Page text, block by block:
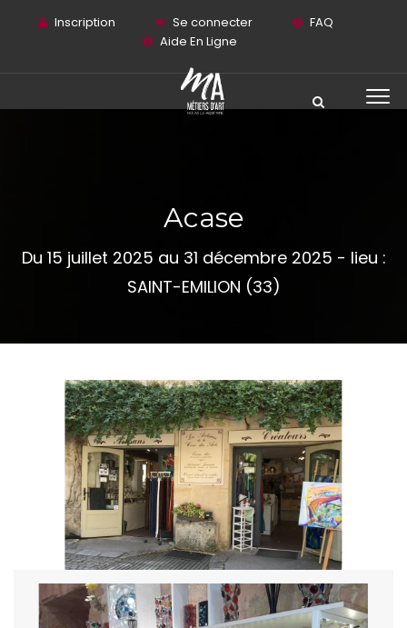
Inscription Se connecter
FAQ
Aide En Ligne
Acase
Du 15 juillet 2025 au 31 décembre 2025 - lieu :
SAINT-EMILION (33)